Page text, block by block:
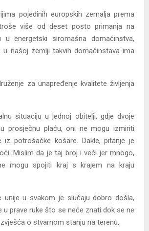
pojedinih europskih zemalja prema
više od deset posto primanja na
u energetski siromašna domaćinstva,
u našoj zemlji takvih domaćinstava ima
za unapređenje kvalitete življenja
situaciju u jednoj obitelji, gdje dvoje
prosječnu plaću, oni ne mogu izmiriti
iz potrošačke košare. Dakle, pitanje je
Mislim da je taj broj i veći jer mnogo,
mogu spojiti kraj s krajem na kraju
unije u svakom je slučaju dobro došla,
u prave ruke što se neće znati dok se ne
o stvarnom stanju na terenu.